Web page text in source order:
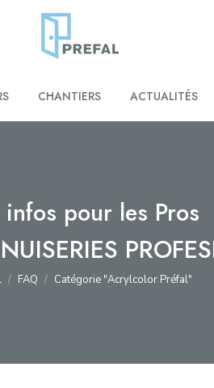
CHANTIERS ACTUALITÉS
infos pour les Pros
Vous êtes ici :
FAQ Catégorie "Acrylcolor Préfal"